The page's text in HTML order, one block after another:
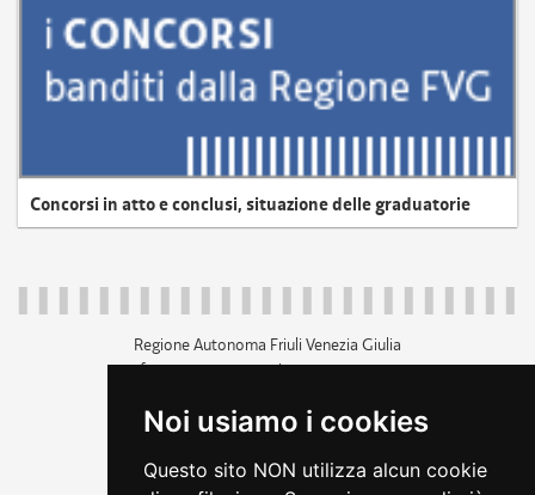
Noi usiamo i cookies
Questo sito NON utilizza alcun cookie
Concorsi in atto e conclusi, situazione delle graduatorie
Regione Autonoma Friuli Venezia Giulia
c.f. 80014930327; p.iva 00526040324
+39 040 3771111